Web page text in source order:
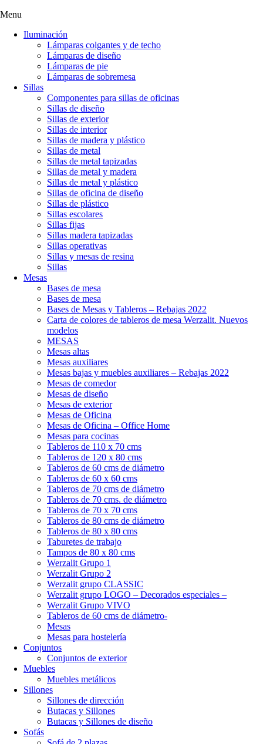
Menu
Iluminación
Lámparas colgantes y de techo
Lámparas de diseño
Lámparas de pie
Lámparas de sobremesa
Sillas
Componentes para sillas de oficinas
Sillas de diseño
Sillas de exterior
Sillas de interior
Sillas de madera y plástico
Sillas de metal
Sillas de metal tapizadas
Sillas de metal y madera
Sillas de metal y plástico
Sillas de oficina de diseño
Sillas de plástico
Sillas escolares
Sillas fijas
Sillas madera tapizadas
Sillas operativas
Sillas y mesas de resina
Sillas
Mesas
Bases de mesa
Bases de mesa
Bases de Mesas y Tableros – Rebajas 2022
Carta de colores de tableros de mesa Werzalit. Nuevos
modelos
MESAS
Mesas altas
Mesas auxiliares
Mesas bajas y muebles auxiliares – Rebajas 2022
Mesas de comedor
Mesas de diseño
Mesas de exterior
Mesas de Oficina
Mesas de Oficina – Office Home
Mesas para cocinas
Tableros de 110 x 70 cms
Tableros de 120 x 80 cms
Tableros de 60 cms de diámetro
Tableros de 60 x 60 cms
Tableros de 70 cms de diámetro
Tableros de 70 cms. de diámetro
Tableros de 70 x 70 cms
Tableros de 80 cms de diámetro
Tableros de 80 x 80 cms
Taburetes de trabajo
Tampos de 80 x 80 cms
Werzalit Grupo 1
Werzalit Grupo 2
Werzalit grupo CLASSIC
Werzalit grupo LOGO – Decorados especiales –
Werzalit Grupo VIVO
Tableros de 60 cms de diámetro-
Mesas
Mesas para hostelería
Conjuntos
Conjuntos de exterior
Muebles
Muebles metálicos
Sillones
Sillones de dirección
Butacas y Sillones
Butacas y Sillones de diseño
Sofás